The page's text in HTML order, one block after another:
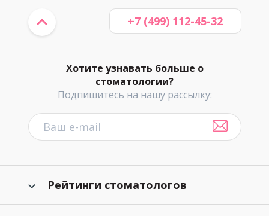
Хотите узнавать больше о
стоматологии?
Подпишитесь на нашу рассылку:
+7 (499) 112-45-32
Рейтинги стоматологов